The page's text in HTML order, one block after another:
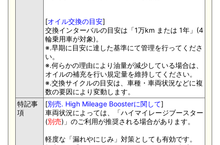
[オイル交換の目安]
交換インターバルの目安は「1万km または 1年」(4
輪乗用車が対象)。
※.早期に目安に達した基準にて管理を行ってくださ
い。
※.何らかの理由により油量が減少している場合は、
オイルの補充を行い規定量を維持してください。
※.交換サイクルの目安は、車種・車両状況などに複
数の要因により変動します。
特記事
項
[別売. High Mileage Boosterに関して]
車両状況によっては、「ハイマイレージブースター
(別売)」のご利用が推奨される場合があります。
軽度な「漏れやにじみ」対策としても有効です。